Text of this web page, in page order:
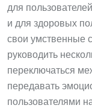
для
и для здоровых
свои умственные
руководить
переключаться
передавать
пользователями